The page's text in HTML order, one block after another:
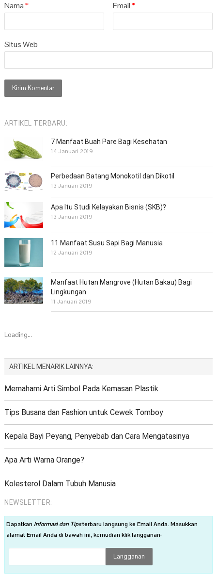
Nama* Email*
Situs Web
ARTIKEL TERBARU:
7 Manfaat Buah Pare Bagi Kesehatan
14 Januari 2019
Perbedaan Batang Monokotil dan Dikotil
13 Januari 2019
Apa Itu Studi Kelayakan Bisnis (SKB)?
13 Januari 2019
11 Manfaat Susu Sapi Bagi Manusia
12 Januari 2019
Manfaat Hutan Mangrove (Hutan Bakau) Bagi
Lingkungan
11 Januari 2019
Loading...
ARTIKEL MENARIK LAINNYA:
Memahami Arti Simbol Pada Kemasan Plastik
Tips Busana dan Fashion untuk Cewek Tomboy
Kepala Bayi Peyang, Penyebab dan Cara Mengatasinya
Apa Arti Warna Orange?
Kolesterol Dalam Tubuh Manusia
NEWSLETTER:
DapatkanInformasi dan Tipsterbaru langsung ke Email Anda. Masukkan
alamat Email Anda di bawah ini, kemudian klik langganan: